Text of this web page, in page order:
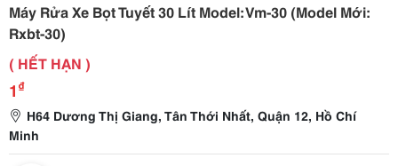
Máy Rửa Xe Bọt Tuyết 30 Lít Model: Vm-30 (Model Mới:
Rxbt-30)
( HẾT HẠN )
1 ₫
H64 Dương Thị Giang, Tân Thới Nhất, Quận 12, Hồ Chí
Minh